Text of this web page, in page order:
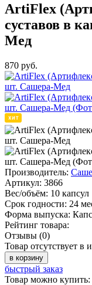
ArtiFlex
суставов в
Мед
870 руб.
Производитель:
Артикул: 3866
Вес/объём: 10 капсул
Срок годности: 24
Форма выпуска:
Рейтинг товара:
Отзывы (0)
Товар отсутствует в
в корзину
быстрый заказ
Товар можно купить: